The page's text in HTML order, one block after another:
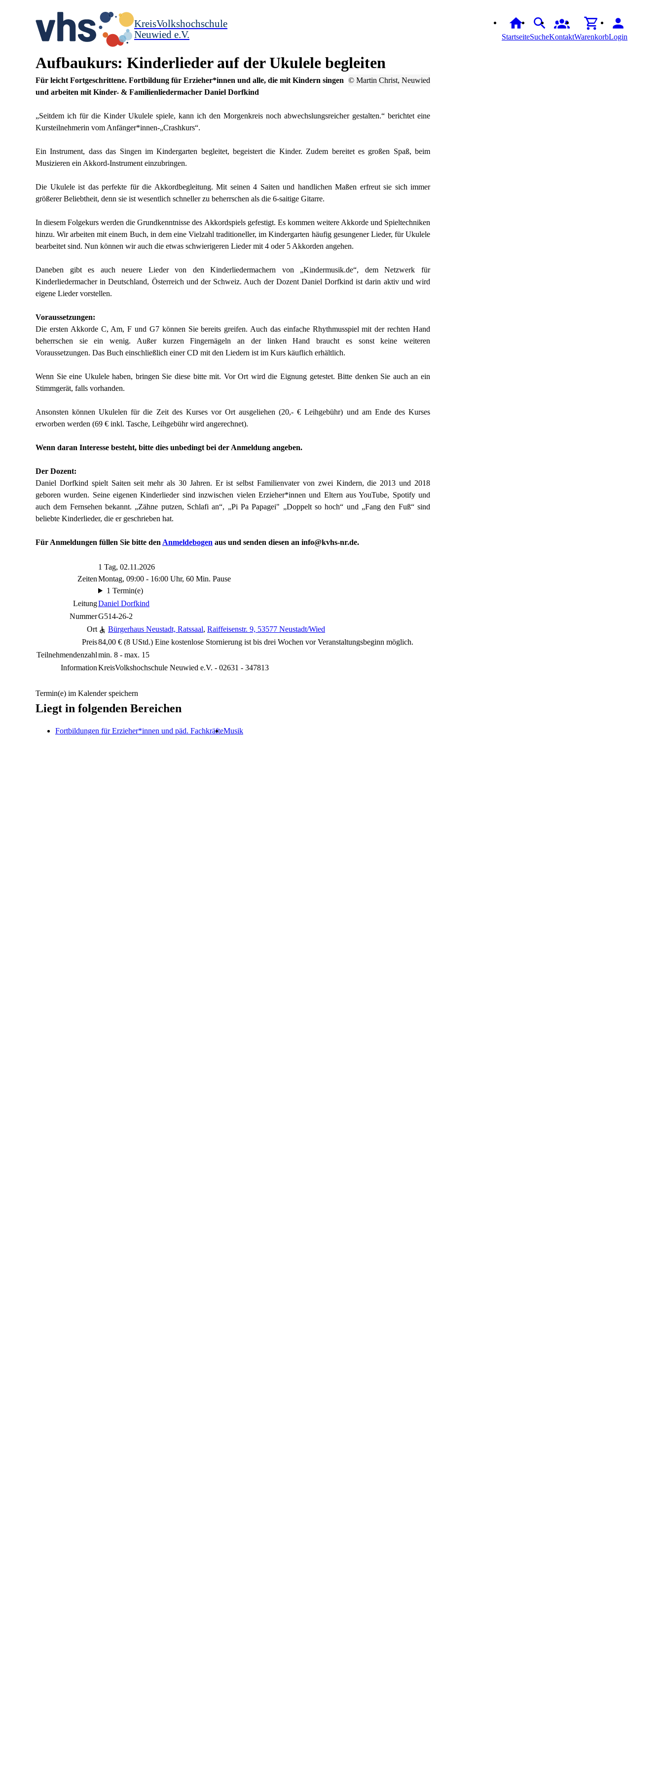
KreisVolkshochschule
Neuwied e.V.
StartseiteSucheKontaktWarenkorbLogin
Aufbaukurs: Kinderlieder auf der Ukulele begleiten
© Martin Christ, Neuwied
Für leicht Fortgeschrittene. Fortbildung für Erzieher*innen und alle, die mit Kindern singen
und arbeiten mit Kinder- & Familienliedermacher Daniel Dorfkind
„Seitdem ich für die Kinder Ukulele spiele, kann ich den Morgenkreis noch abwechslungsreicher gestalten.“ berichtet eine
Kursteilnehmerin vom Anfänger*innen-„Crashkurs“.
Ein Instrument, dass das Singen im Kindergarten begleitet, begeistert die Kinder. Zudem bereitet es großen Spaß, beim
Musizieren ein Akkord-Instrument einzubringen.
Die Ukulele ist das perfekte für die Akkordbegleitung. Mit seinen 4 Saiten und handlichen Maßen erfreut sie sich immer
größerer Beliebtheit, denn sie ist wesentlich schneller zu beherrschen als die 6-saitige Gitarre.
In diesem Folgekurs werden die Grundkenntnisse des Akkordspiels gefestigt. Es kommen weitere Akkorde und Spieltechniken
hinzu. Wir arbeiten mit einem Buch, in dem eine Vielzahl traditioneller, im Kindergarten häufig gesungener Lieder, für Ukulele
bearbeitet sind. Nun können wir auch die etwas schwierigeren Lieder mit 4 oder 5 Akkorden angehen.
Daneben gibt es auch neuere Lieder von den Kinderliedermachern von „Kindermusik.de“, dem Netzwerk für
Kinderliedermacher in Deutschland, Österreich und der Schweiz. Auch der Dozent Daniel Dorfkind ist darin aktiv und wird
eigene Lieder vorstellen.
Voraussetzungen:
Die ersten Akkorde C, Am, F und G7 können Sie bereits greifen. Auch das einfache Rhythmusspiel mit der rechten Hand
beherrschen sie ein wenig. Außer kurzen Fingernägeln an der linken Hand braucht es sonst keine weiteren
Voraussetzungen. Das Buch einschließlich einer CD mit den Liedern ist im Kurs käuflich erhältlich.
Wenn Sie eine Ukulele haben, bringen Sie diese bitte mit. Vor Ort wird die Eignung getestet. Bitte denken Sie auch an ein
Stimmgerät, falls vorhanden.
Ansonsten können Ukulelen für die Zeit des Kurses vor Ort ausgeliehen (20,- € Leihgebühr) und am Ende des Kurses
erworben werden (69 € inkl. Tasche, Leihgebühr wird angerechnet).
Wenn daran Interesse besteht, bitte dies unbedingt bei der Anmeldung angeben.
Der Dozent:
Daniel Dorfkind spielt Saiten seit mehr als 30 Jahren. Er ist selbst Familienvater von zwei Kindern, die 2013 und 2018
geboren wurden. Seine eigenen Kinderlieder sind inzwischen vielen Erzieher*innen und Eltern aus YouTube, Spotify und
auch dem Fernsehen bekannt. „Zähne putzen, Schlafi an“, „Pi Pa Papagei" „Doppelt so hoch“ und „Fang den Fuß“ sind
beliebte Kinderlieder, die er geschrieben hat.
Für Anmeldungen füllen Sie bitte den Anmeldebogen aus und senden diesen an info@kvhs-nr.de.
Zeiten
1 Tag, 02.11.2026
Montag, 09:00 - 16:00 Uhr, 60 Min. Pause
1 Termin(e)
LeitungDaniel Dorfkind
NummerG514-26-2
Ort
Bürgerhaus Neustadt, Ratssaal, Raiffeisenstr. 9, 53577 Neustadt/Wied
Preis84,00 € (8 UStd.) Eine kostenlose Stornierung ist bis drei Wochen vor Veranstaltungsbeginn möglich.
Teilnehmendenzahlmin. 8 - max. 15
InformationKreisVolkshochschule Neuwied e.V. - 02631 - 347813
Termin(e) im Kalender speichern
Liegt in folgenden Bereichen
Fortbildungen für Erzieher*innen und päd. FachkräfteMusik